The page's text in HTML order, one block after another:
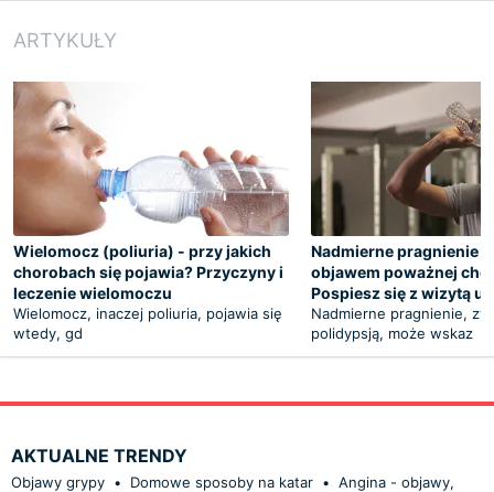
ARTYKUŁY
Wielomocz (poliuria) - przy jakich
chorobach się pojawia? Przyczyny i
leczenie wielomoczu
Wielomocz, inaczej poliuria, pojawia się
wtedy, gd
Nadmierne pragnienie
objawem poważnej
Pospiesz się z wizytą u
Nadmierne pragnienie,
polidypsją, może wskaz
AKTUALNE TRENDY
Objawy grypy • Domowe sposoby na katar • Angina - objawy,